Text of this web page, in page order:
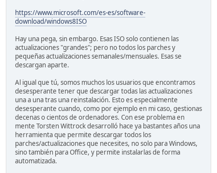
https://www.microsoft.com/es-es/software-
download/windows8ISO
Hay una pega, sin embargo. Esas ISO solo contienen las
actualizaciones "grandes"; pero no todos los parches y
pequeñas actualizaciones semanales/mensuales. Esas se
descargan aparte.
Al igual que tú, somos muchos los usuarios que encontramos
desesperante tener que descargar todas las actualizaciones
una a una tras una reinstalación. Esto es especialmente
desesperante cuando, como por ejemplo en mi caso, gestionas
decenas o cientos de ordenadores. Con ese problema en
mente Torsten Wittrock desarrolló hace ya bastantes años una
herramienta que permite descargar todos los
parches/actualizaciones que necesites, no solo para Windows,
sino también para Office, y permite instalarlas de forma
automatizada.